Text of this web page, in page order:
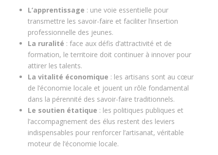
L’apprentissage : une voie essentielle pour
transmettre les savoir-faire et faciliter l’insertion
professionnelle des jeunes.
La ruralité : face aux défis d’attractivité et de
formation, le territoire doit continuer à innover pour
attirer les talents.
La vitalité économique : les artisans sont au cœur
de l’économie locale et jouent un rôle fondamental
dans la pérennité des savoir-faire traditionnels.
Le soutien étatique : les politiques publiques et
l’accompagnement des élus restent des leviers
indispensables pour renforcer l’artisanat, véritable
moteur de l’économie locale.